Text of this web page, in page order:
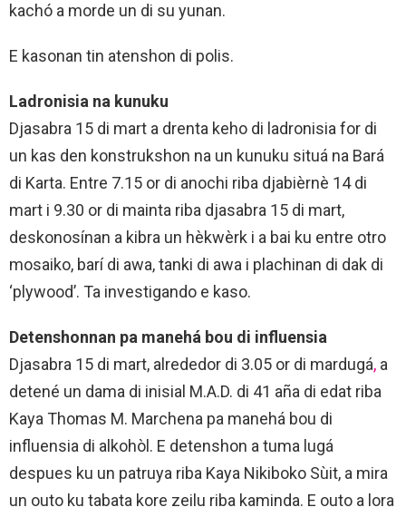
kachó a morde un di su yunan.
E kasonan tin atenshon di polis.
Ladronisia na kunuku
Djasabra 15 di mart a drenta keho di ladronisia for di
un kas den konstrukshon na un kunuku situá na Bará
di Karta. Entre 7.15 or di anochi riba djabièrnè 14 di
mart i 9.30 or di mainta riba djasabra 15 di mart,
deskonosínan a kibra un hèkwèrk i a bai ku entre otro
mosaiko, barí di awa, tanki di awa i plachinan di dak di
‘plywood’. Ta investigando e kaso.
Detenshonnan pa manehá bou di influensia
Djasabra 15 di mart, alrededor di 3.05 or di mardugá, a
detené un dama di inisial M.A.D. di 41 aña di edat riba
Kaya Thomas M. Marchena pa manehá bou di
influensia di alkohòl. E detenshon a tuma lugá
despues ku un patruya riba Kaya Nikiboko Sùit, a mira
un outo ku tabata kore zeilu riba kaminda. E outo a lora